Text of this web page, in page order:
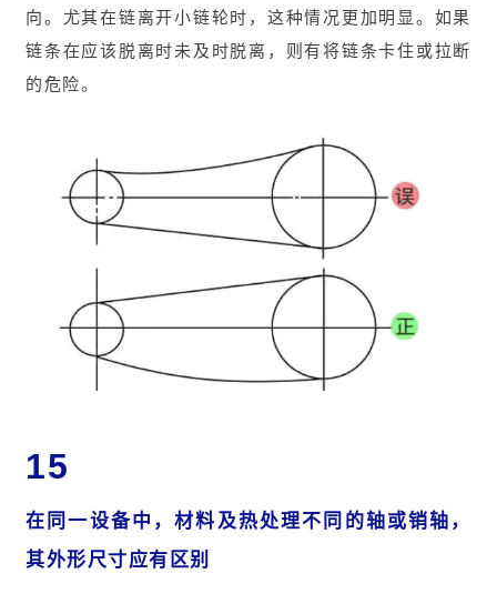
向。尤其在链离开小链轮时，这种情况更加明显。如果
链条在应该脱离时未及时脱离，则有将链条卡住或拉断
的危险。
15
在同一设备中，材料及热处理不同的轴或销轴，
其外形尺寸应有区别